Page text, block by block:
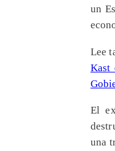
un
Lee
Kast
El
una